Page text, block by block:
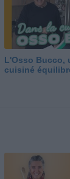
L'Osso Bucco,
cuisiné